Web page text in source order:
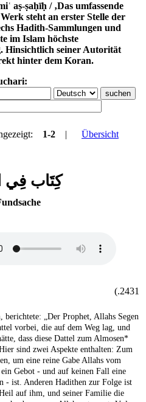
Werk steht an erster Stelle der
Hadith-Sammlungen und
im Islam höchste
Hinsichtlich seiner Autorität
hinter dem Koran.
1-2 | Übersicht
كِتَاب فِي
2431.)
„Der Prophet, Allahs Segen
vorbei, die auf dem Weg lag, und
dass diese Dattel zum Almosen*
sind zwei Aspekte enthalten: Zum
um eine reine Gabe Allahs vom
Gebot - und auf keinen Fall eine
- ist. Anderen Hadithen zur Folge ist
auf ihm, und seiner Familie die